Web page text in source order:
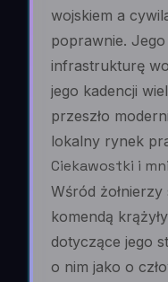
wojskiem a
poprawnie.
infrastrukturę
jego kadencji
przeszło
lokalny rynek
Ciekawostki i
Wśród żołnierzy
komendą
dotyczące jego
o nim jako o